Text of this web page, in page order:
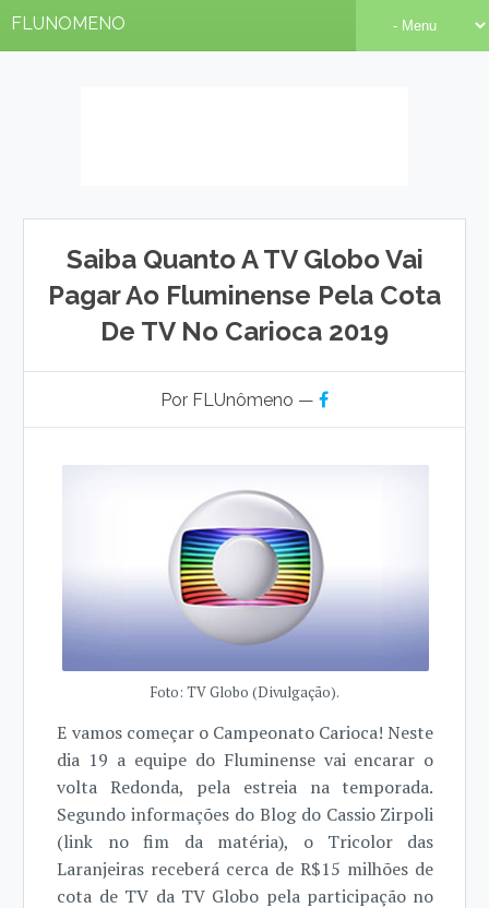
FLUNOMENO
Saiba Quanto A TV Globo Vai
Pagar Ao Fluminense Pela Cota
De TV No Carioca 2019
Por FLUnômeno —
Foto: TV Globo (Divulgação).
E vamos começar o Campeonato Carioca! Neste
dia 19 a equipe do Fluminense vai encarar o
volta Redonda, pela estreia na temporada.
Segundo informações do Blog do Cassio Zirpoli
(link no fim da matéria), o Tricolor das
Laranjeiras receberá cerca de R$15 milhões de
cota de TV da TV Globo pela participação no